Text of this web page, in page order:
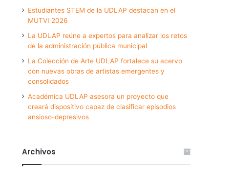
Estudiantes STEM de la UDLAP destacan en el
MUTVI 2026
La UDLAP reúne a expertos para analizar los retos
de la administración pública municipal
La Colección de Arte UDLAP fortalece su acervo
con nuevas obras de artistas emergentes y
consolidados
Académica UDLAP asesora un proyecto que
creará dispositivo capaz de clasificar episodios
ansioso-depresivos
Archivos